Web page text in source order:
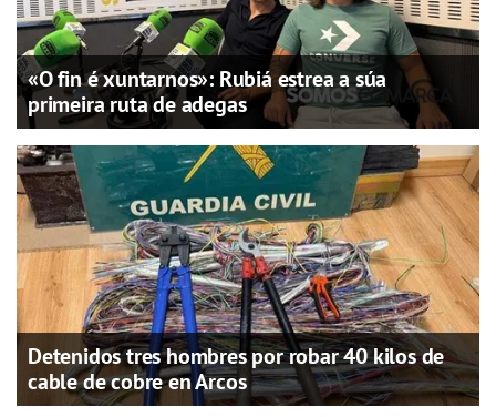
«O fin é xuntarnos»: Rubiá estrea a súa
primeira ruta de adegas
Detenidos tres hombres por robar 40 kilos de
cable de cobre en Arcos